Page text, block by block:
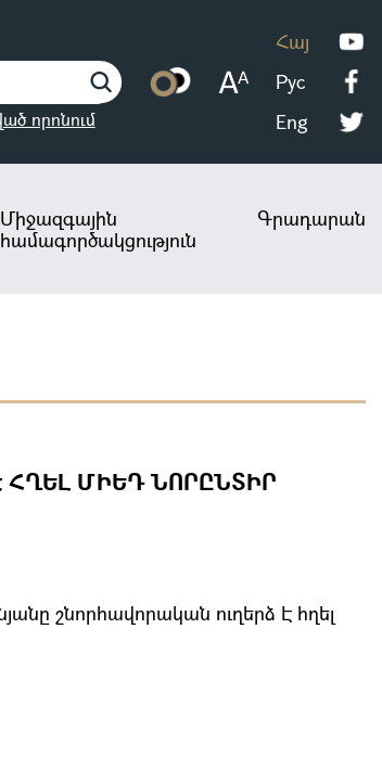
որոնում
Հայ
Рус
Eng
Միջազգային
համագործակցություն
Գրադարան
ՄԻԵԴ ՆՈՐԸՆՏԻՐ
շնորհավորական ուղերձ Է հղել